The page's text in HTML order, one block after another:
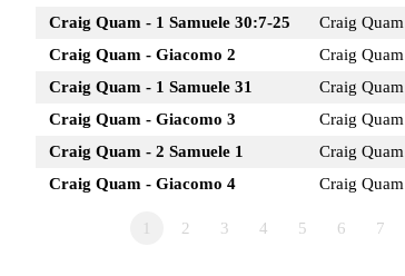
Craig Quam - 1 Samuele 30:7-25
Craig Quam
Craig Quam - Giacomo 2
Craig Quam
Craig Quam - 1 Samuele 31
Craig Quam
Craig Quam - Giacomo 3
Craig Quam
Craig Quam - 2 Samuele 1
Craig Quam
Craig Quam - Giacomo 4
Craig Quam
2 3 4 5 6 7